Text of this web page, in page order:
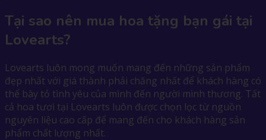
Tại sao nên mua hoa tặng bạn gái tại
Lovearts?
Lovearts luôn mong muốn mang đến những sản phẩm
đẹp nhất với giá thành phải chăng nhất để khách hàng có
thể bày tỏ tình yêu của mình đến người mình thương. Tất
cả hoa tươi tại Lovearts luôn được chọn lọc từ nguồn
nguyên liệu cao cấp để mang đến cho khách hàng sản
phẩm chất lượng nhất.